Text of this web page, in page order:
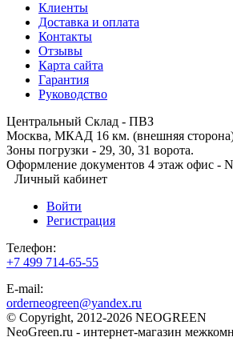
Клиенты
Доставка и оплата
Контакты
Отзывы
Карта сайта
Гарантия
Руководство
Центральный Склад - ПВЗ
Москва, МКАД 16 км. (внешняя сторона)
Зоны погрузки - 29, 30, 31 ворота.
Оформление документов 4 этаж офис -
Личный кабинет
Войти
Регистрация
Телефон:
+7 499 714-65-55
E-mail:
orderneogreen@yandex.ru
© Copyright, 2012-2026 NEOGREEN
NeoGreen.ru - интернет-магазин